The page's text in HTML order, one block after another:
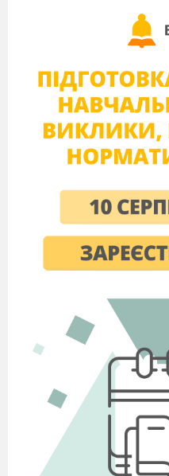
вчителеві, який на
скорочувати або
вміщений
Посібник
вчителів та
закладів.
Рецензенти:
Т.А.Швед,
науково-
«Березнівський
кабінет»
В.І.Боровець,
з навчально-
Балашівського НВК
загальноосвітня